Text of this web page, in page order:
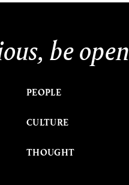
be open
PEOPLE
CULTURE
THOUGHT